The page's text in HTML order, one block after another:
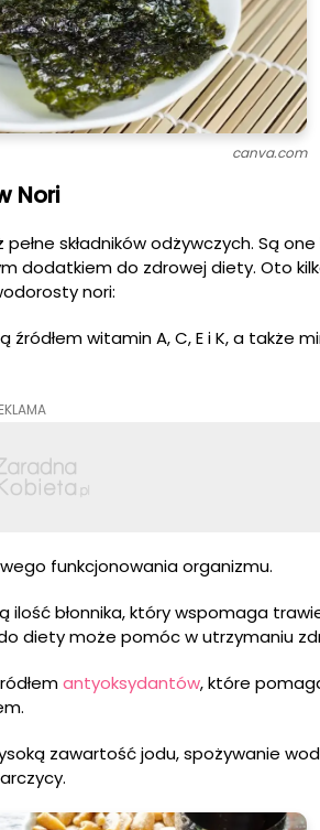
canva.com
Nori
składników odżywczych. Są
dodatkiem do zdrowej diety. Oto
nori:
źródłem witamin A, C, E i K, a także
funkcjonowania organizmu.
ilość błonnika, który wspomaga
diety może pomóc w utrzymaniu
antyoksydantów, które
zawartość jodu, spożywanie